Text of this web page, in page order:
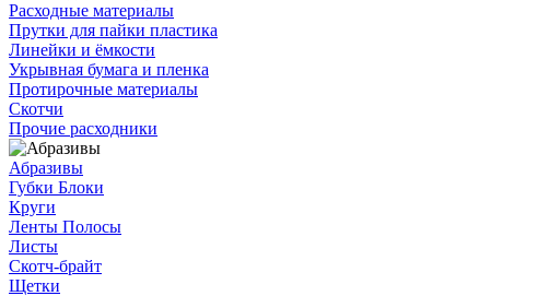
Расходные материалы
Прутки для пайки пластика
Линейки и ёмкости
Укрывная бумага и пленка
Протирочные материалы
Скотчи
Прочие расходники
Абразивы
Губки Блоки
Круги
Ленты Полосы
Листы
Скотч-брайт
Щетки